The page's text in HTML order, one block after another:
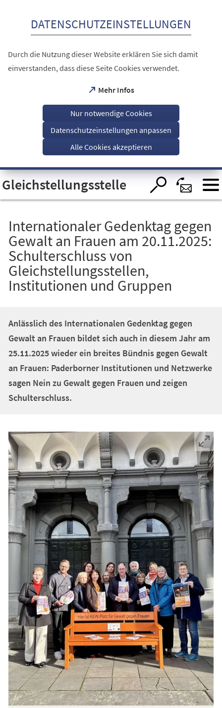
Visuelle
Assistenzsoftware
öffnen.
DATENSCHUTZEINSTELLUNGEN
Durch die Nutzung dieser Website erklären Sie sich damit
einverstanden, dass diese Seite Cookies verwendet.
Mehr Infos
(Öffnet
einem
Tab)
Nur notwendige Cookies
Datenschutzeinstellungen anpassen
Alle Cookies akzeptieren
Gleichstellungsstelle
Internationaler Gedenktag gegen
Gewalt an Frauen am 20.11.2025:
Schulterschluss von
Gleichstellungsstellen,
Institutionen und Gruppen
Anlässlich des Internationalen Gedenktag gegen
Gewalt an Frauen bildet sich auch in diesem Jahr am
25.11.2025 wieder ein breites Bündnis gegen Gewalt
an Frauen: Paderborner Institutionen und Netzwerke
sagen Nein zu Gewalt gegen Frauen und zeigen
Schulterschluss.